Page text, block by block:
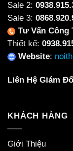
Sale 2:
Sale 3:
Tư Vấn Công
Thiết kế:
Website:
Liên Hệ Giám
KHÁCH HÀNG
Giới Thiệu